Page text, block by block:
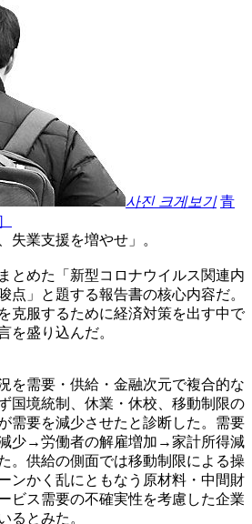
사진 크게보기 青
失業支援を増やせ」。
とめた「新型コロナウイルス関連内
点」と題する報告書の核心内容だ。
克服するために経済対策を出す中で
を盛り込んだ。
を需要・供給・金融次元で複合的な
国境統制、休業・休校、移動制限の
需要を減少させたと診断した。需要
少→労働者の解雇増加→家計所得減
。供給の側面では移動制限による操
ンかく乱にともなう原材料・中間財
ビス需要の不確実性を考慮した企業
るとみた。